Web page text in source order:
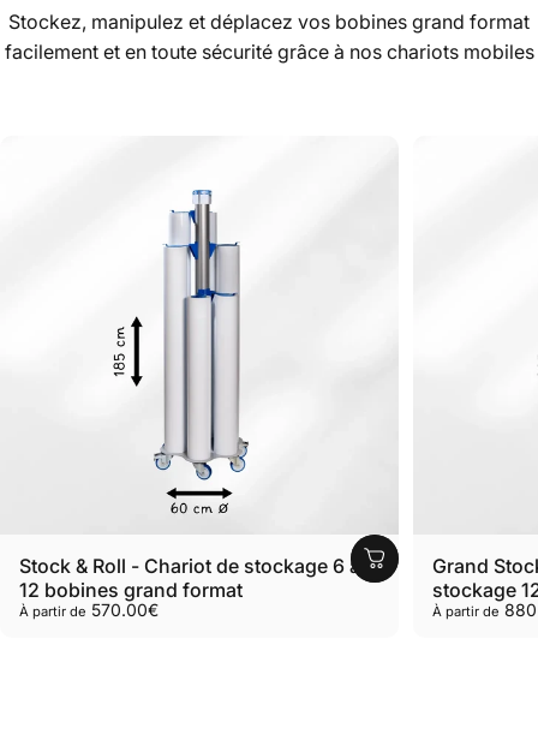
Stockez, manipulez et déplacez vos bobines grand format
facilement et en toute sécurité grâce à nos chariots mobiles
Stock & Roll - Chariot de stockage 6 à
12 bobines grand format
À partir de 570.00€
Grand
stockage
À partir de